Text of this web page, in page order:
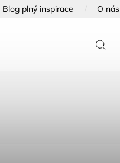
Blog plný inspirace O nás
FOTOTAPETY NA DVEŘE